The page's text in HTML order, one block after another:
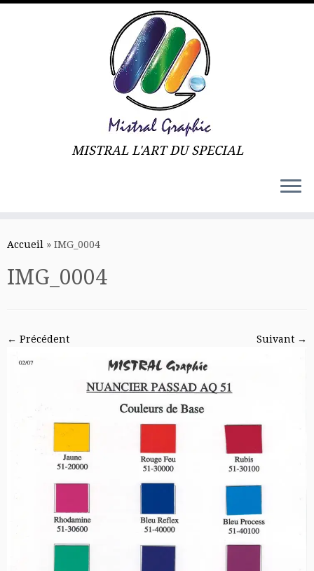
MISTRAL L'ART DU SPECIAL
Accueil » IMG_0004
IMG_0004
← Précédent Suivant →